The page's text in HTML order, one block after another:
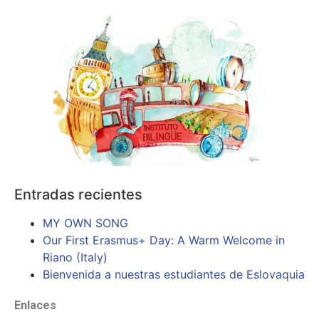
Entradas recientes
MY OWN SONG
Our First Erasmus+ Day: A Warm Welcome in
Riano (Italy)
Bienvenida a nuestras estudiantes de Eslovaquia
Enlaces